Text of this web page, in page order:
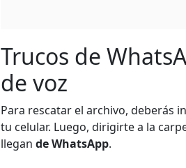
Trucos de
de voz
Para rescatar el archivo, deberás
tu celular. Luego, dirigirte a la
llegan de WhatsApp.